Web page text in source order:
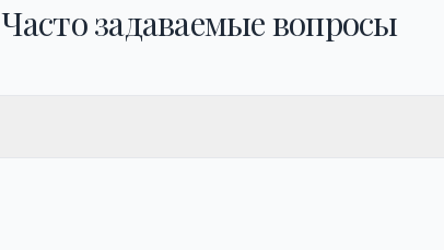
Часто задаваемые вопросы